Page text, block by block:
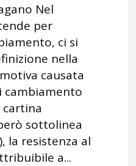
Nel
per
ci si
nella
causata
cambiamento
sottolinea
la resistenza al
a...